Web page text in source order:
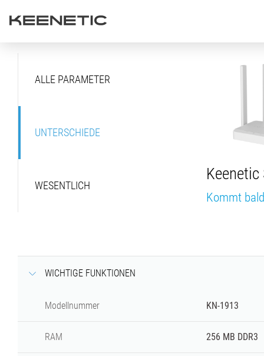
ALLE PARAMETER
UNTERSCHIEDE
WESENTLICH
Kommt bald
WICHTIGE FUNKTIONEN
Modellnummer KN-1913
RAM 256 MB DDR3